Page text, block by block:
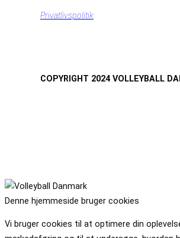
Privatlivspolitik
COPYRIGHT 2024 VOLLEYBALL
Denne hjemmeside bruger cookies
Vi bruger cookies til at optimere din